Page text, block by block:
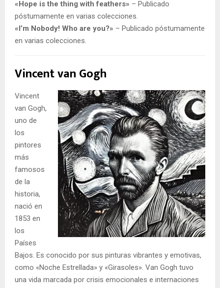
«Hope is the thing with feathers» – Publicado
póstumamente en varias colecciones.
«I’m Nobody! Who are you?» – Publicado póstumamente
en varias colecciones.
Vincent van Gogh
Vincent
van Gogh,
uno de
los
pintores
más
famosos
de la
historia,
nació en
1853 en
los
Países
Bajos. Es conocido por sus pinturas vibrantes y emotivas,
como «Noche Estrellada» y «Girasoles». Van Gogh tuvo
una vida marcada por crisis emocionales e internaciones